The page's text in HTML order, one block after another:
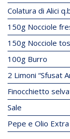
Colatura di Alici
150g Nocciole
150g Nocciole
100g Burro
2 Limoni “Sfusat
Finocchietto
Sale
Pepe e Olio Extra